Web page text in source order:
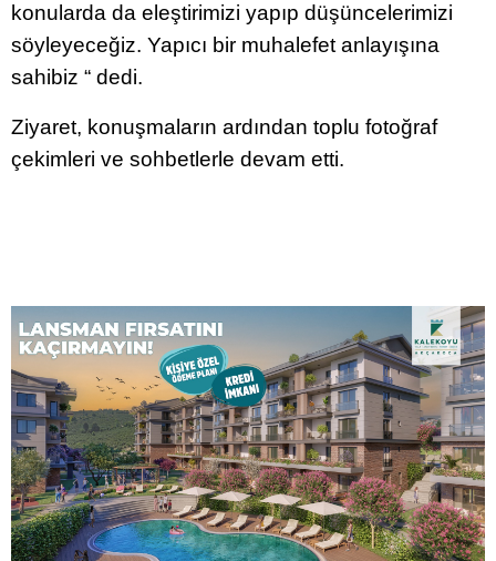
konularda da eleştirimizi yapıp düşüncelerimizi
söyleyeceğiz. Yapıcı bir muhalefet anlayışına
sahibiz “ dedi.
Ziyaret, konuşmaların ardından toplu fotoğraf
çekimleri ve sohbetlerle devam etti.